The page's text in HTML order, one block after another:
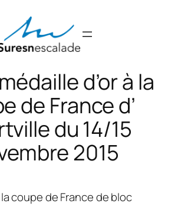
d’or à la
de France d’
du 14/15
2015
coupe de France de bloc